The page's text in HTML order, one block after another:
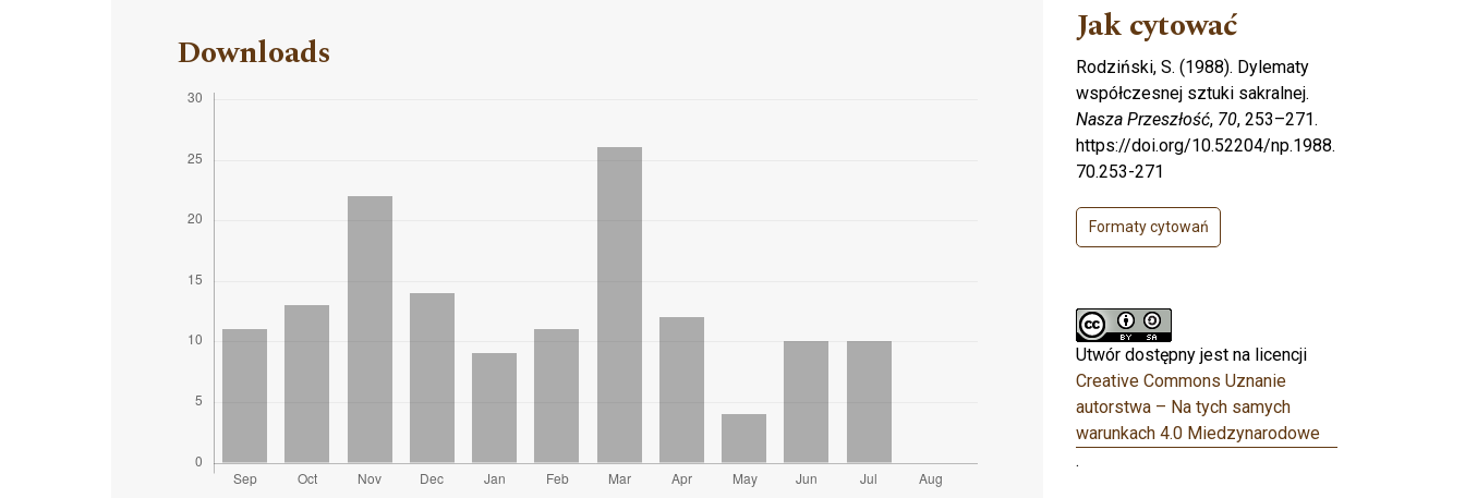
Downloads
Jak cytować
Rodziński, S. (1988). Dylematy
współczesnej sztuki sakralnej.
Nasza Przeszłość, 70, 253–271.
https://doi.org/10.52204/np.1988.
70.253-271
Formaty cytowań
Utwór dostępny jest na licencji
Creative Commons Uznanie
autorstwa – Na tych samych
warunkach 4.0 Miedzynarodowe
.